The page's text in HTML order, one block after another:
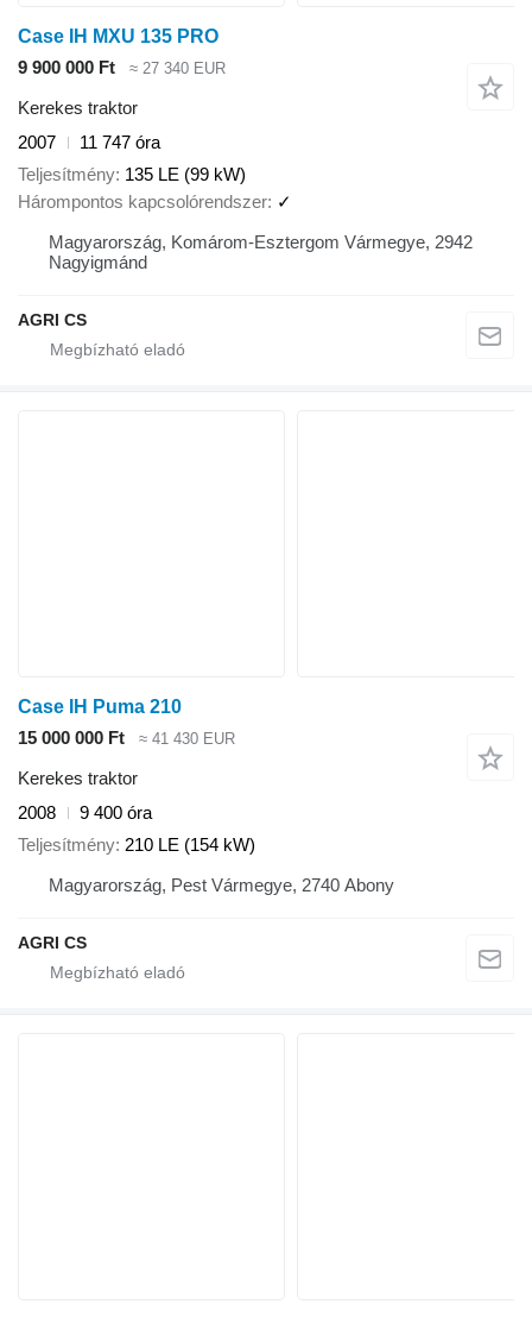
Case IH MXU 135 PRO
9 900 000 Ft
≈ 27 340 EUR
Kerekes traktor
2007
11 747 óra
Teljesítmény 135 LE (99 kW)
Hárompontos kapcsolórendszer ✓
Magyarország, Komárom-Esztergom Vármegye, 2942
Nagyigmánd
AGRI CS
Case IH Puma 210
15 000 000 Ft
≈ 41 430 EUR
Kerekes traktor
2008
9 400 óra
Teljesítmény 210 LE (154 kW)
Magyarország, Pest Vármegye, 2740 Abony
AGRI CS